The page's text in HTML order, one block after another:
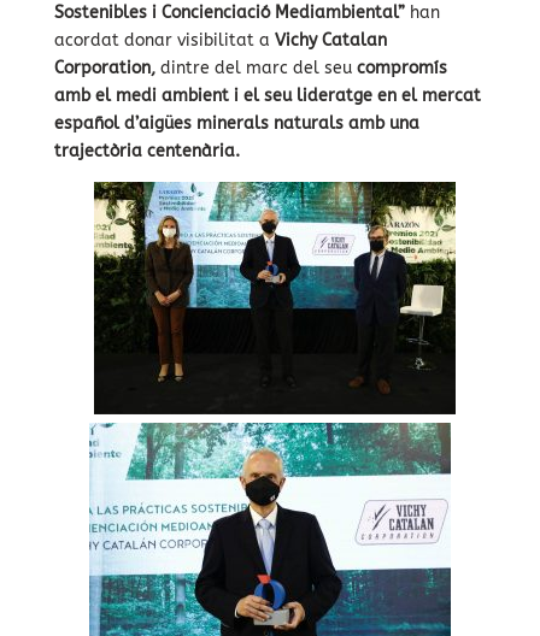
Sostenibles i Concienciació Mediambiental”han
acordat donar visibilitat a Vichy Catalan
Corporation,dintre del marc del seu compromís
amb el medi ambient i el seu lideratge en el mercat
español d’aigües minerals naturals amb una
trajectòria centenària.